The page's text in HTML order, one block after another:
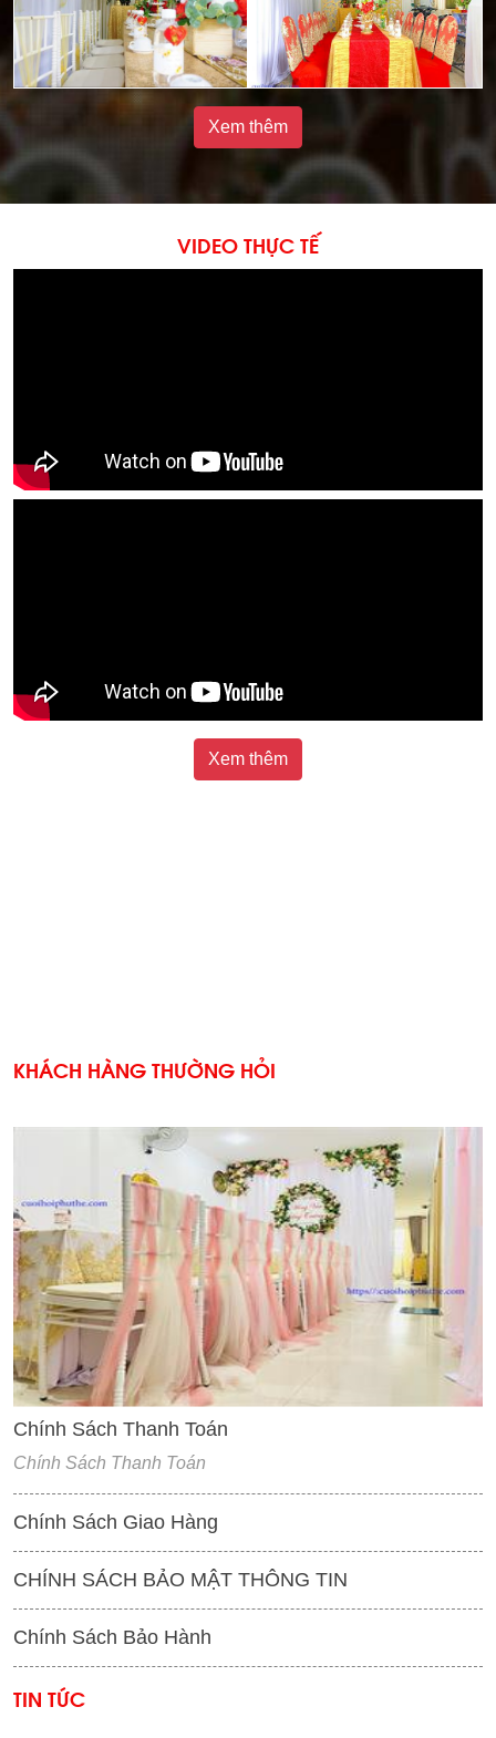
Xem thêm
VIDEO THỰC TẾ
Xem thêm
KHÁCH HÀNG THƯỜNG HỎI
'
Chính Sách Thanh Toán
Chính Sách Thanh Toán
Chính Sách Giao Hàng
CHÍNH SÁCH BẢO MẬT THÔNG TIN
Chính Sách Bảo Hành
TIN TỨC